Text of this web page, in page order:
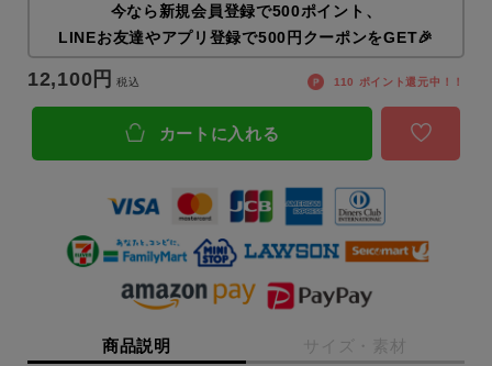
今なら新規会員登録で500ポイント、
LINEお友達やアプリ登録で500円クーポンをGET🎉
12,100 税込 110 ポイント還元中！！
カートに入れる
商品説明 サイズ・素材